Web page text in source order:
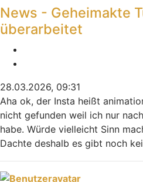
News - Geheimakte
überarbeitet
28.03.2026, 09:31
Aha ok, der Insta heißt
nicht gefunden weil ich nur
habe. Würde vielleicht Sinn
Dachte deshalb es gibt noch